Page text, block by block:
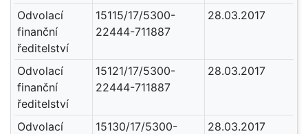
Odvolací
finanční
ředitelství
15115/17/5300-
22444-711887
28.03.2017
Odvolací
finanční
ředitelství
15121/17/5300-
22444-711887
28.03.2017
Odvolací
15130/17/5300-
28.03.2017